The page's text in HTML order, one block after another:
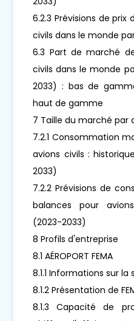
6.2.3 Prévisions de
civils dans le monde
6.3 Part de marché
civils dans le monde
2033) : bas de
haut de gamme
7 Taille du marché par
7.2.1 Consommation
avions civils :
2033)
7.2.2 Prévisions de
balances pour
(2023-2033)
8 Profils d'entreprise
8.1 AÉROPORT FEMA
8.1.1 Informations sur la
8.1.2 Présentation de
8.1.3 Capacité de